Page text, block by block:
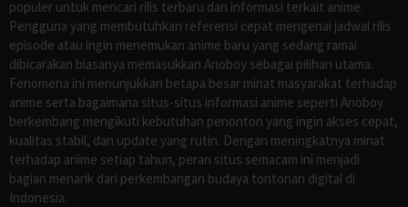
populer untuk mencari rilis terbaru dan informasi terkait anime.
Pengguna yang membutuhkan referensi cepat mengenai jadwal rilis
episode atau ingin menemukan anime baru yang sedang ramai
dibicarakan biasanya memasukkan Anoboy sebagai pilihan utama.
Fenomena ini menunjukkan betapa besar minat masyarakat terhadap
anime serta bagaimana situs-situs informasi anime seperti Anoboy
berkembang mengikuti kebutuhan penonton yang ingin akses cepat,
kualitas stabil, dan update yang rutin. Dengan meningkatnya minat
terhadap anime setiap tahun, peran situs semacam ini menjadi
bagian menarik dari perkembangan budaya tontonan digital di
Indonesia.